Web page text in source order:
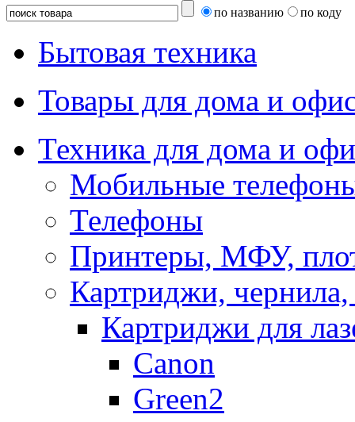
по названию по коду
Бытовая техника
Товары для дома и
Техника для дома и
Мобильные
Телефоны
Принтеры, МФУ,
Картриджи,
Картриджи для
Canon
Green2